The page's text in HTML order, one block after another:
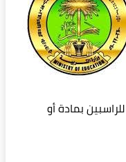
بمادة أو